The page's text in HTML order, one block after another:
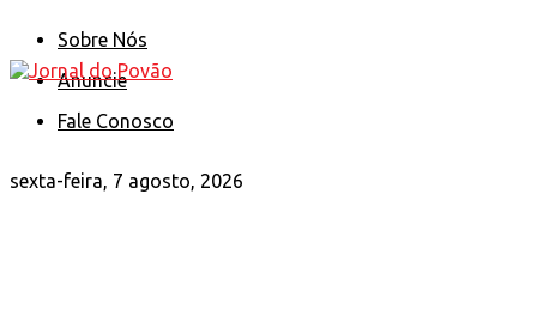
Sobre Nós
Anuncie
Fale Conosco
sexta-feira, 7 agosto, 2026